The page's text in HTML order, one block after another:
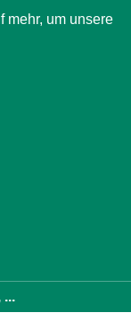
...
mehr, um unsere